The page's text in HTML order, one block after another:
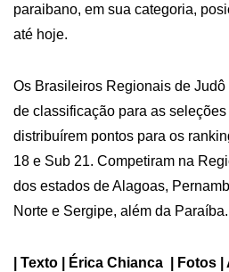
paraibano, em sua categoria,
até hoje.
Os Brasileiros Regionais de Judô
de classificação para as
distribuírem pontos para os
18 e Sub 21. Competiram na
dos estados de Alagoas,
Norte e Sergipe, além da Paraíba.
| Texto | Érica Chianca | Fotos